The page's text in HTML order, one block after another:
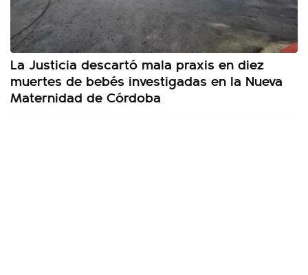
La Justicia descartó mala praxis en diez
muertes de bebés investigadas en la Nueva
Maternidad de Córdoba